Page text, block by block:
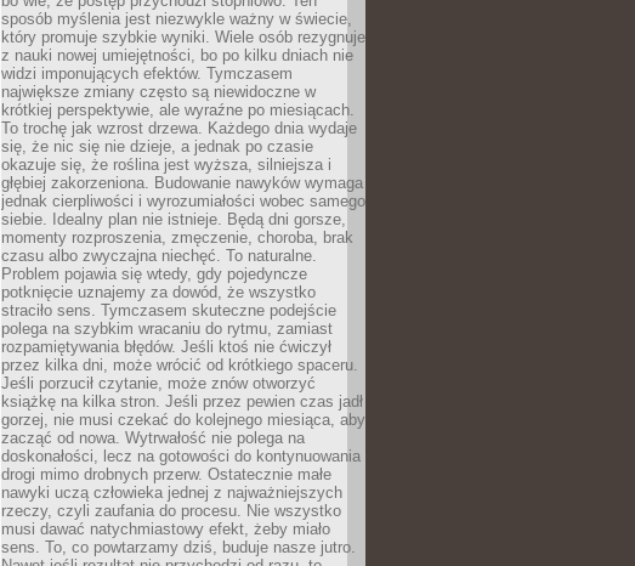
sposób myślenia jest niezwykle ważny w świecie,
który promuje szybkie wyniki. Wiele osób rezygnuje
z nauki nowej umiejętności, bo po kilku dniach nie
widzi imponujących efektów. Tymczasem
największe zmiany często są niewidoczne w
krótkiej perspektywie, ale wyraźne po miesiącach.
To trochę jak wzrost drzewa. Każdego dnia wydaje
się, że nic się nie dzieje, a jednak po czasie
okazuje się, że roślina jest wyższa, silniejsza i
głębiej zakorzeniona. Budowanie nawyków wymaga
jednak cierpliwości i wyrozumiałości wobec samego
siebie. Idealny plan nie istnieje. Będą dni gorsze,
momenty rozproszenia, zmęczenie, choroba, brak
czasu albo zwyczajna niechęć. To naturalne.
Problem pojawia się wtedy, gdy pojedyncze
potknięcie uznajemy za dowód, że wszystko
straciło sens. Tymczasem skuteczne podejście
polega na szybkim wracaniu do rytmu, zamiast
rozpamiętywania błędów. Jeśli ktoś nie ćwiczył
przez kilka dni, może wrócić od krótkiego spaceru.
Jeśli porzucił czytanie, może znów otworzyć
książkę na kilka stron. Jeśli przez pewien czas jadł
gorzej, nie musi czekać do kolejnego miesiąca, aby
zacząć od nowa. Wytrwałość nie polega na
doskonałości, lecz na gotowości do kontynuowania
drogi mimo drobnych przerw. Ostatecznie małe
nawyki uczą człowieka jednej z najważniejszych
rzeczy, czyli zaufania do procesu. Nie wszystko
musi dawać natychmiastowy efekt, żeby miało
sens. To, co powtarzamy dziś, buduje nasze jutro.